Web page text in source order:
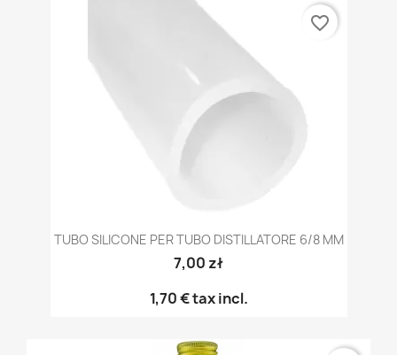
TUBO SILICONE PER TUBO DISTILLATORE 6/8 MM
7,00 zł
1,70 €tax incl.
favorite_border